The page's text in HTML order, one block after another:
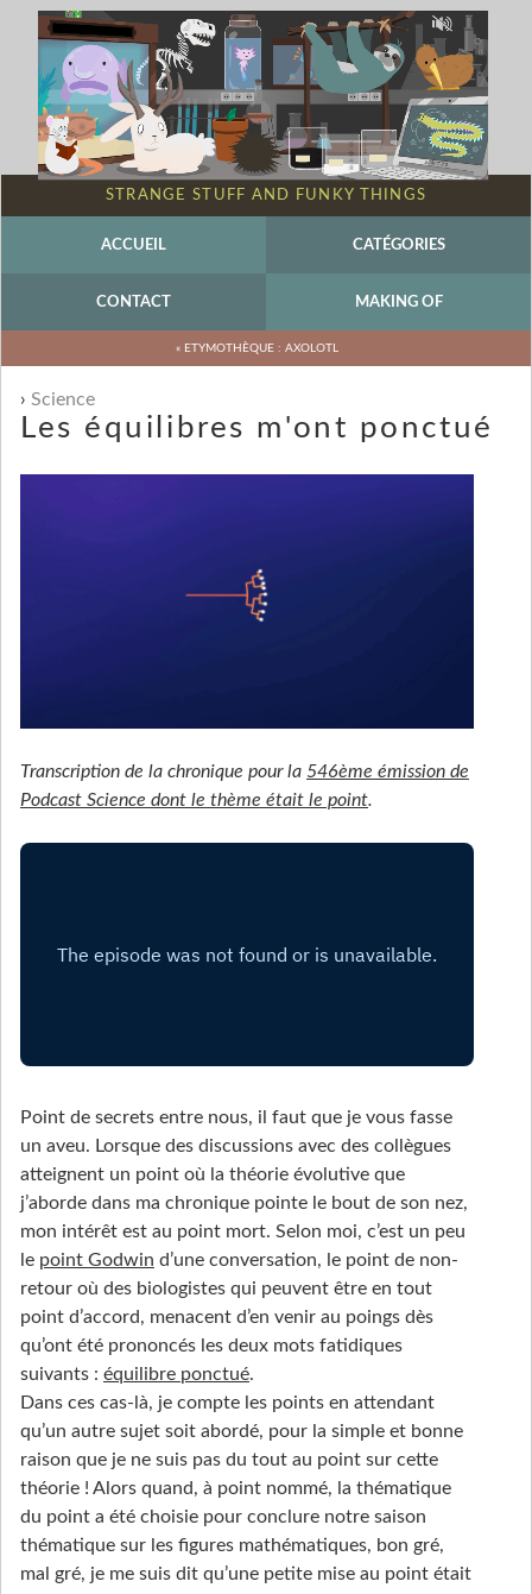
STRANGE STUFF AND FUNKY THINGS
ACCUEIL CATÉGORIES
CONTACT MAKING OF
« ETYMOTHÈQUE : AXOLOTL
Science
Les équilibres m'ont ponctué
Transcription de la chronique pour la 546ème émission de
Podcast Science dont le thème était le point.
Point de secrets entre nous, il faut que je vous fasse
un aveu. Lorsque des discussions avec des collègues
atteignent un point où la théorie évolutive que
j’aborde dans ma chronique pointe le bout de son nez,
mon intérêt est au point mort. Selon moi, c’est un peu
le point Godwin d’une conversation, le point de non-
retour où des biologistes qui peuvent être en tout
point d’accord, menacent d’en venir au poings dès
qu’ont été prononcés les deux mots fatidiques
suivants : équilibre ponctué.
Dans ces cas-là, je compte les points en attendant
qu’un autre sujet soit abordé, pour la simple et bonne
raison que je ne suis pas du tout au point sur cette
théorie ! Alors quand, à point nommé, la thématique
du point a été choisie pour conclure notre saison
thématique sur les figures mathématiques, bon gré,
mal gré, je me suis dit qu’une petite mise au point était